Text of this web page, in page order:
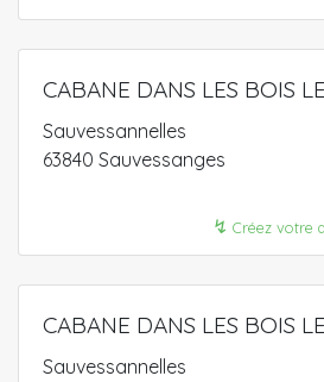
CABANE DANS LES BOIS
Sauvessannelles
63840 Sauvessanges
↯ Créez votre
CABANE DANS LES BOIS
Sauvessannelles